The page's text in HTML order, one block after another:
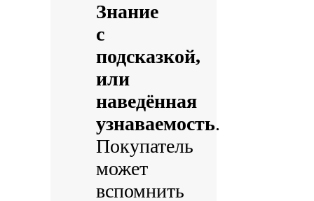
Знание
с
подсказкой,
или
наведённая
узнаваемость.
Покупатель
может
вспомнить